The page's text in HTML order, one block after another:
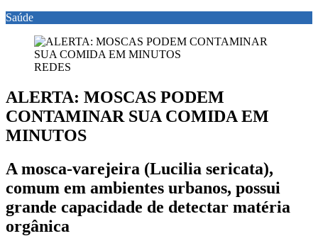
Saúde
REDES
ALERTA: MOSCAS PODEM
CONTAMINAR SUA COMIDA EM
MINUTOS
A mosca-varejeira (Lucilia sericata),
comum em ambientes urbanos, possui
grande capacidade de detectar matéria
orgânica